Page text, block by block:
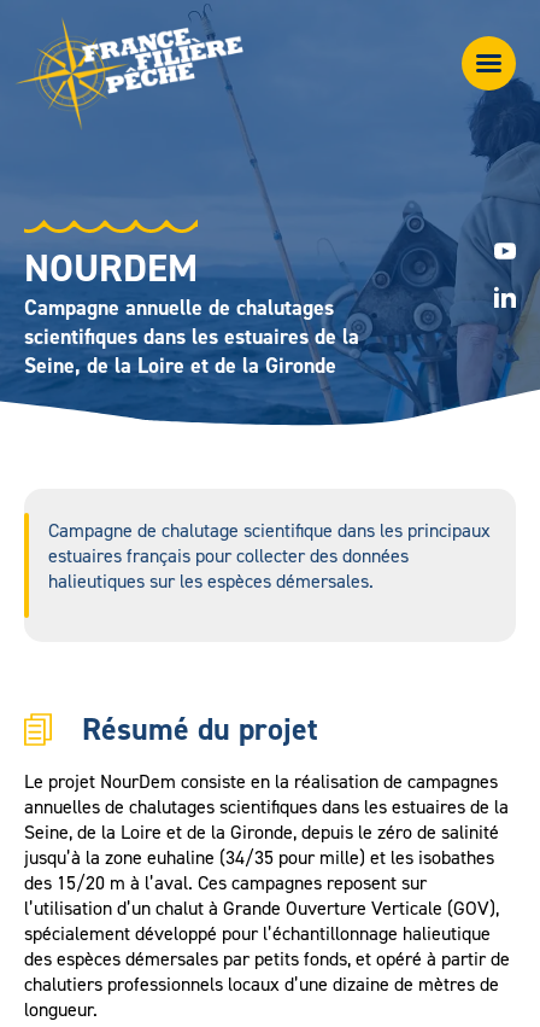
NOURDEM
Campagne annuelle de chalutages
scientifiques dans les estuaires de la
Seine, de la Loire et de la Gironde
Campagne de chalutage scientifique dans les principaux
estuaires français pour collecter des données
halieutiques sur les espèces démersales.
Résumé du projet
Le projet NourDem consiste en la réalisation de campagnes
annuelles de chalutages scientifiques dans les estuaires de la
Seine, de la Loire et de la Gironde, depuis le zéro de salinité
jusqu’à la zone euhaline (34/35 pour mille) et les isobathes
des 15/20 m à l’aval. Ces campagnes reposent sur
l’utilisation d’un chalut à Grande Ouverture Verticale (GOV),
spécialement développé pour l’échantillonnage halieutique
des espèces démersales par petits fonds, et opéré à partir de
chalutiers professionnels locaux d’une dizaine de mètres de
longueur.